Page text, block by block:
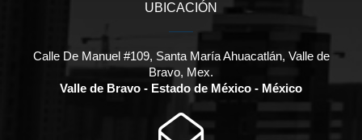
UBICACIÓN
Calle De Manuel #109, Santa María Ahuacatlán, Valle de
Bravo, Mex.
Valle de Bravo - Estado de México - México